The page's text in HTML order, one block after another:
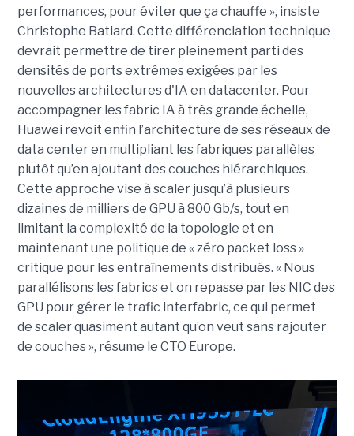
performances, pour éviter que ça chauffe », insiste
Christophe Batiard. Cette différenciation technique
devrait permettre de tirer pleinement parti des
densités de ports extrêmes exigées par les
nouvelles architectures d'IA en datacenter. Pour
accompagner les fabric IA à très grande échelle,
Huawei revoit enfin l’architecture de ses réseaux de
data center en multipliant les fabriques parallèles
plutôt qu’en ajoutant des couches hiérarchiques.
Cette approche vise à scaler jusqu’à plusieurs
dizaines de milliers de GPU à 800 Gb/s, tout en
limitant la complexité de la topologie et en
maintenant une politique de « zéro packet loss »
critique pour les entraînements distribués. « Nous
parallélisons les fabrics et on repasse par les NIC des
GPU pour gérer le trafic interfabric, ce qui permet
de scaler quasiment autant qu’on veut sans rajouter
de couches », résume le CTO Europe.